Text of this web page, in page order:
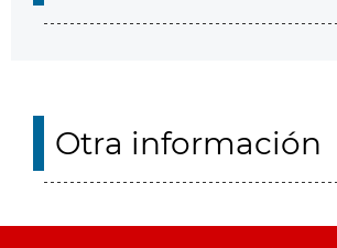
Otra información